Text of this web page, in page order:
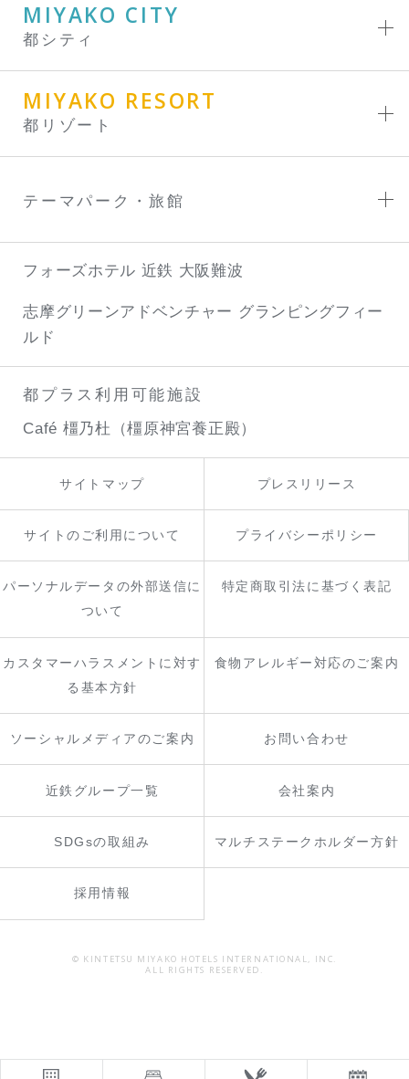
MIYAKO CITY
都シティ
MIYAKO RESORT
都リゾート
テーマパーク・旅館
フォーズホテル 近鉄 大阪難波
志摩グリーンアドベンチャー グランピングフィー
ルド
都プラス利用可能施設
Café 橿乃杜（橿原神宮養正殿）
サイトマップ プレスリリース
サイトのご利用について プライバシーポリシー
パーソナルデータの外部送信に
ついて
特定商取引法に基づく表記
カスタマーハラスメントに対す
る基本方針
食物アレルギー対応のご案内
ソーシャルメディアのご案内 お問い合わせ
近鉄グループ一覧 会社案内
SDGsの取組み マルチステークホルダー方針
採用情報
© KINTETSU MIYAKO HOTELS INTERNATIONAL, INC.
ALL RIGHTS RESERVED.